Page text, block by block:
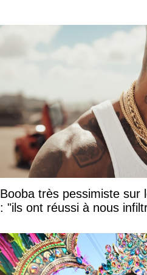
Booba très pessimiste sur
: "ils ont réussi à nous